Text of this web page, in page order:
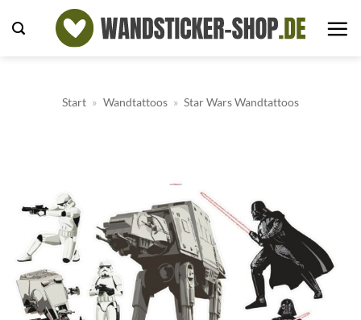
Inhalt
Start » Wandtattoos » Star Wars Wandtattoos